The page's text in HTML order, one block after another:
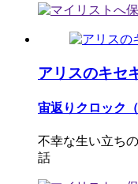
アリスのキセ
宙返りクロック（
不幸な生い立ち
話